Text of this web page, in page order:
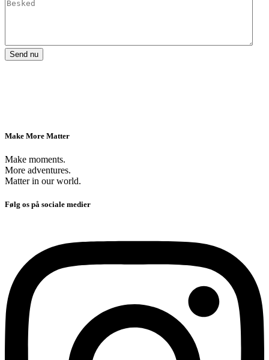
Send nu
Make More Matter
Make moments.
More adventures.
Matter in our world.
Følg os på sociale medier